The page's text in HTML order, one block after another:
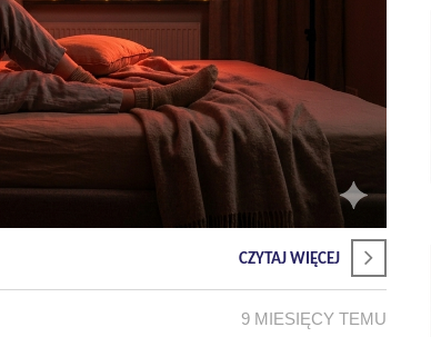
CZYTAJ WIĘCEJ
9 MIESIĘCY TEMU